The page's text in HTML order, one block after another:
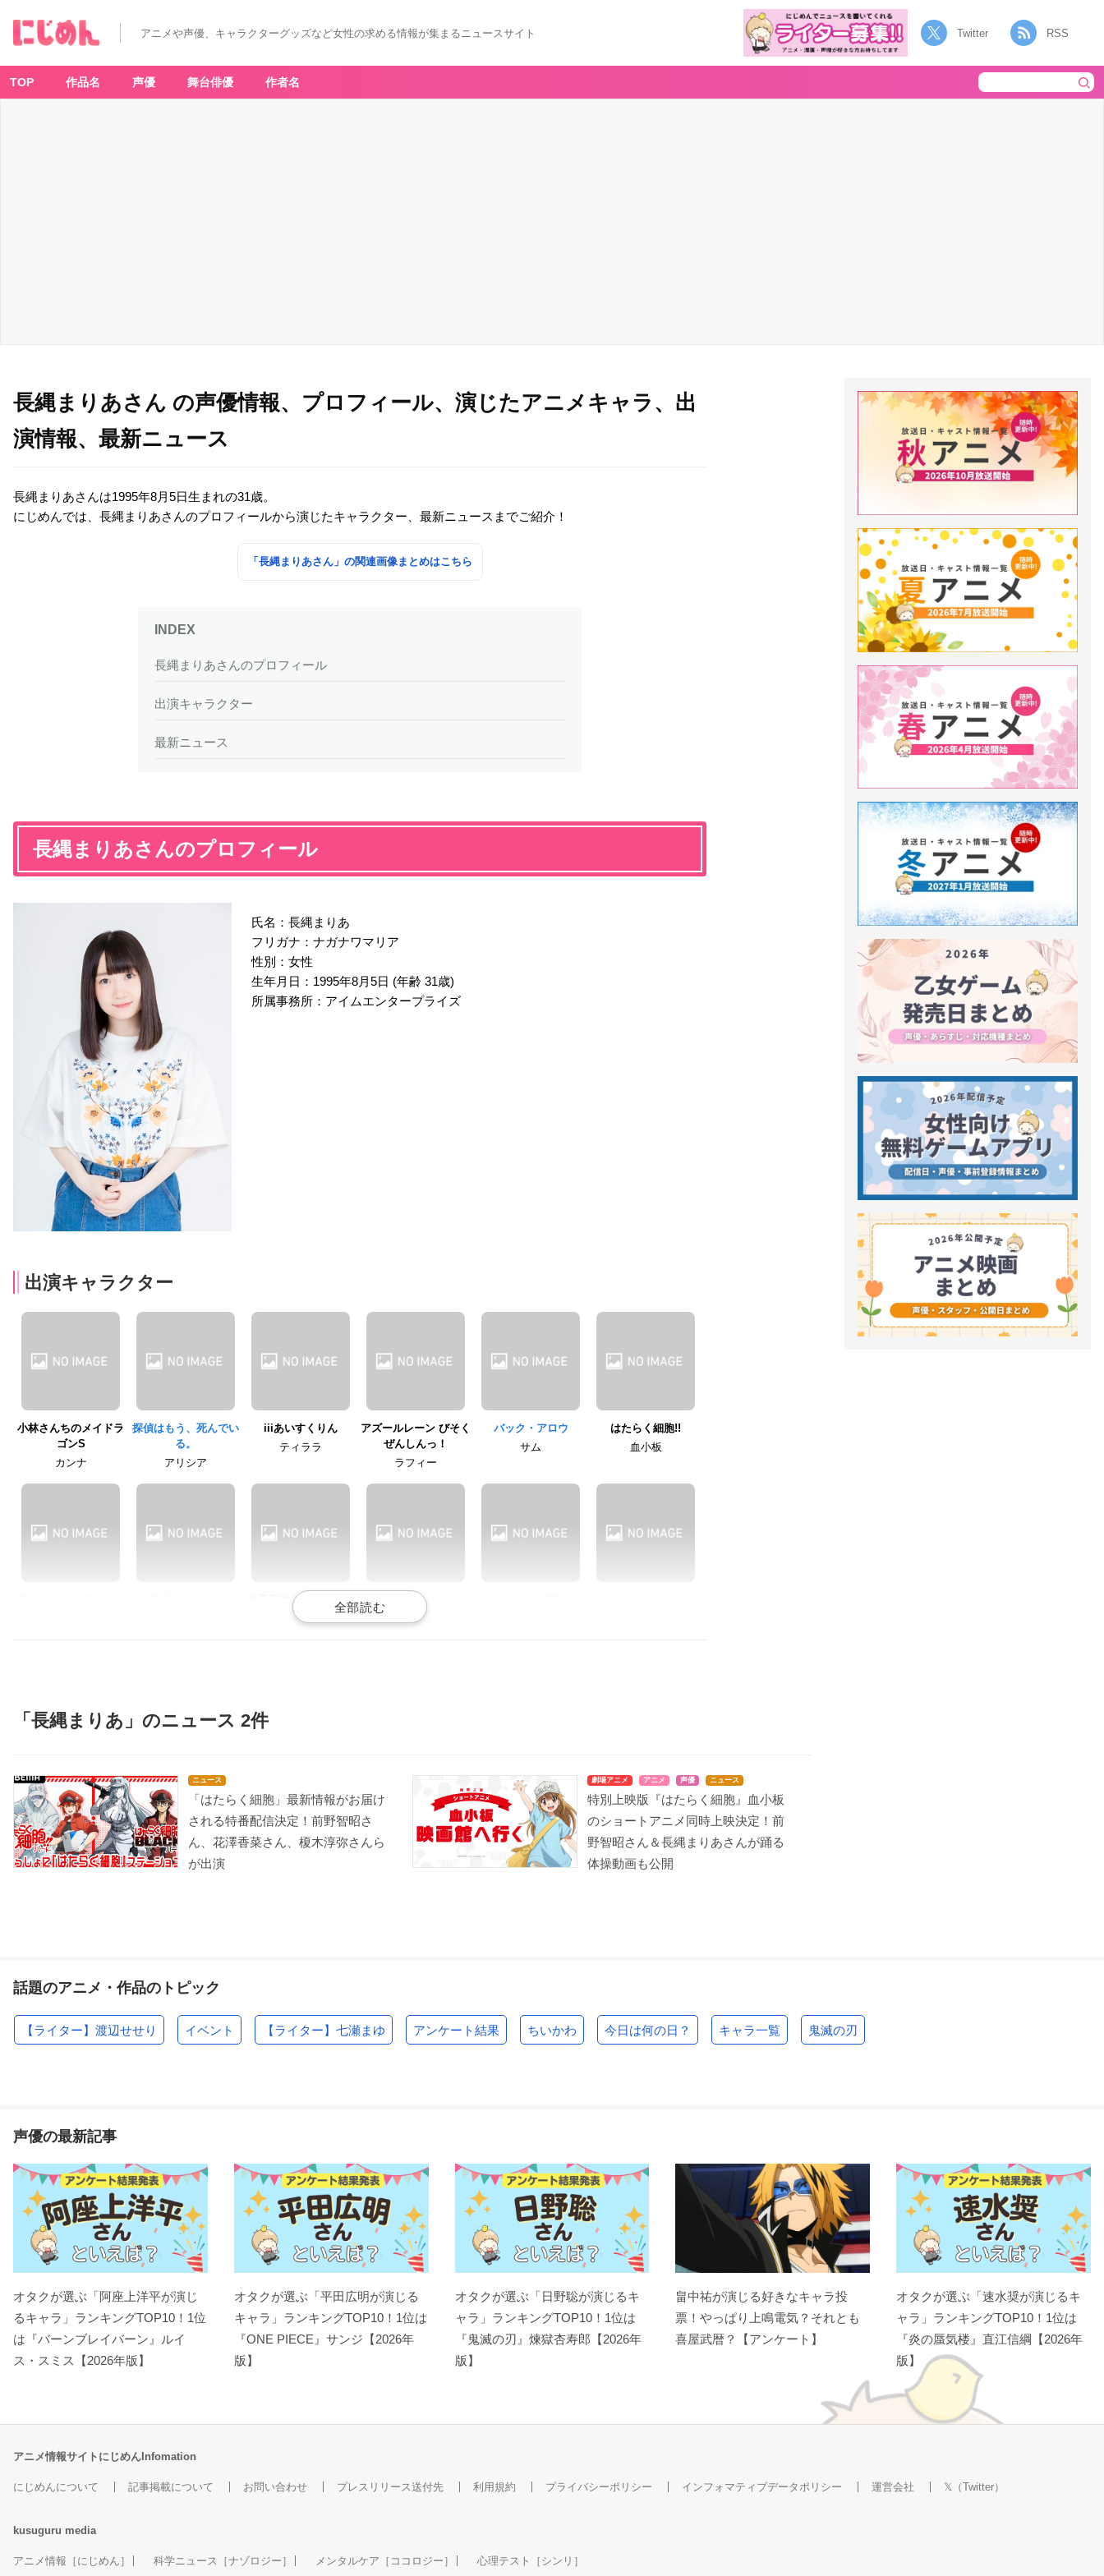
アニメや声優、キャラクターグッズなど女性の求める情報が集まるニュースサイト Twitter RSS
TOP 作品名 声優 舞台俳優 作者名
長縄まりあさん の声優情報、プロフィール、演じたアニメキャラ、出
演情報、最新ニュース
長縄まりあさんは1995年8月5日生まれの31歳。
にじめんでは、長縄まりあさんのプロフィールから演じたキャラクター、最新ニュースまでご紹介！
「長縄まりあさん」の関連画像まとめはこちら
長縄まりあさんのプロフィール
出演キャラクター
最新ニュース
長縄まりあさんのプロフィール
氏名：長縄まりあ
フリガナ：ナガナワマリア
性別：女性
生年月日：1995年8月5日 (年齢 31歳)
所属事務所：アイムエンタープライズ
出演キャラクター
小林さんちのメイドラ
ゴンS
カンナ
探偵はもう、死んでい
る。
アリシア
iiiあいすくりん
ティララ
アズールレーン びそく
ぜんしんっ！
ラフィー
バック・アロウ
サム
はたらく細胞!!
血小板
女子高生の無駄づかい
百井咲久
Z/X Code reunion
東雲纏
中島つぐみ
女子高生（一花）
カンナ
本田珠輝
雪娘（雪ん子）
界に祝福を！紅伝説
「長縄まりあ」のニュース 2件
ニュース
「はたらく細胞」最新情報がお届け
される特番配信決定！前野智昭さ
ん、花澤香菜さん、榎木淳弥さんら
が出演
劇場アニメ アニメ 声優 ニュース
特別上映版『はたらく細胞』血小板
のショートアニメ同時上映決定！前
野智昭さん＆長縄まりあさんが踊る
体操動画も公開
話題のアニメ・作品のトピック
【ライター】渡辺せせり イベント 【ライター】七瀬まゆ アンケート結果 ちいかわ 今日は何の日？ キャラ一覧 鬼滅の刃
声優の最新記事
オタクが選ぶ「阿座上洋平が演じ
るキャラ」ランキングTOP10！1位
は『バーンブレイバーン』ルイ
ス・スミス【2026年版】
オタクが選ぶ「平田広明が演じる
キャラ」ランキングTOP10！1位は
『ONE PIECE』サンジ【2026年
版】
オタクが選ぶ「日野聡が演じるキ
ャラ」ランキングTOP10！1位は
『鬼滅の刃』煉󠄁獄杏寿郎【2026年
版】
畠中祐が演じる好きなキャラ投
票！やっぱり上鳴電気？それとも
喜屋武暦？【アンケート】
オタクが選ぶ「速水奨が演じるキ
ャラ」ランキングTOP10！1位は
『炎の蜃気楼』直江信綱【2026年
版】
アニメ情報サイトにじめんInfomation
にじめんについて 記事掲載について お問い合わせ プレスリリース送付先 利用規約 プライバシーポリシー インフォマティブデータポリシー 運営会社 𝕏（Twitter）
kusuguru media
アニメ情報［にじめん］ 科学ニュース［ナゾロジー］ メンタルケア［ココロジー］ 心理テスト［シンリ］